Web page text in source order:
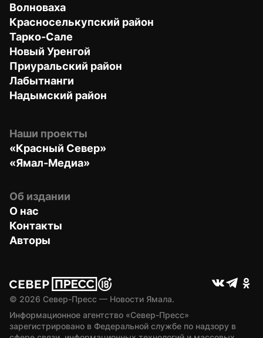
Волноваха
Красноселькупский район
Тарко-Сале
Новый Уренгой
Приуральский район
Лабытнанги
Надымский район
Наши проекты
«Красный Север»
«Ямал-Медиа»
Об издании
О нас
Контакты
Авторы
© 2026 Север-Пресс — Новости Ямала.
Информационное агентство «Север-Пресс»
зарегистрировано в Федеральной службе по надзору в